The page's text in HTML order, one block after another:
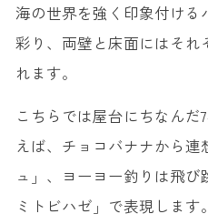
海の世界を強く印象付ける
彩り、両壁と床面にはそ
れます。
こちらでは屋台にちなんだ
えば、チョコバナナから
ュ」、ヨーヨー釣りは飛
ミトビハゼ」で表現しま